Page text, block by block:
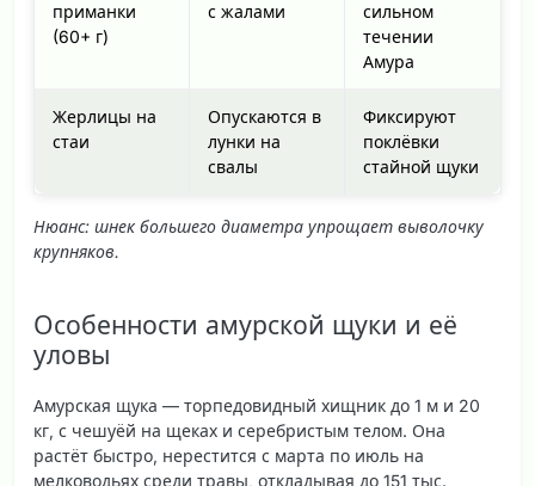
приманки
(60+ г)
с жалами
сильном
течении
Амура
Жерлицы на
стаи
Опускаются в
лунки на
свалы
Фиксируют
поклёвки
стайной щуки
Нюанс: шнек большего диаметра упрощает выволочку
крупняков.
Особенности амурской щуки и её
уловы
Амурская щука — торпедовидный хищник до 1 м и 20
кг, с чешуёй на щеках и серебристым телом. Она
растёт быстро, нерестится с марта по июль на
мелководьях среди травы, откладывая до 151 тыс.